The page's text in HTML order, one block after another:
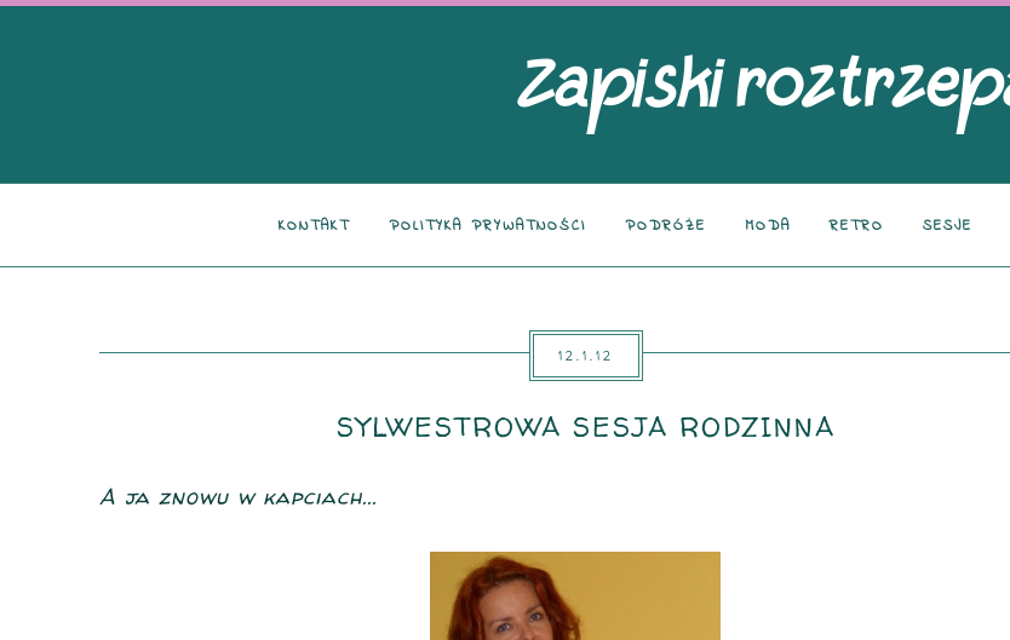
KONTAKT POLITYKA PRYWATNOŚCI PODRÓŻE MODA RETRO SESJE
12.1.12
SYLWESTROWA SESJA RODZINNA
A ja znowu w kapciach...